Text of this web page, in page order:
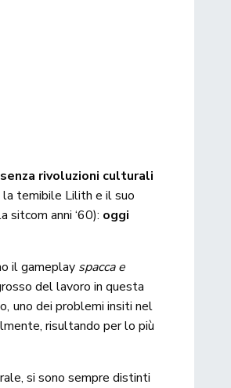
rivoluzioni culturali
la temibile Lilith e il suo
sitcom anni ‘60): oggi
il gameplay spacca e
del lavoro in questa
uno dei problemi insiti nel
risultando per lo più
si sono sempre distinti